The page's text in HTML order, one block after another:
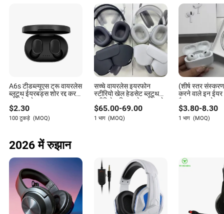
A6s टीडब्ल्यूएस ट्रू वायरलेस
ब्लूटूथ ईयरबड्स शोर रद्द करने
वाला हेडसेट
$2.30
100 टुकड़े (MOQ)
सच्चे वायरलेस इयरफोन
स्टीरियो खेल हेडसेट ब्लूटूथ
स्टीरियो सक्रिय शोर रद्द करने
वाले हेडफोन हेडसेट
$65.00-69.00
1 भाग (MOQ)
(शीर्ष स्तर
करने वाले इन ईयर
मैक्स बड्स प्रो 2 3
हेडफोन ईयरफोन
ब्लूटूथ ईयरबड्स
एचएस
$3.80-8.30
1 भाग (MOQ)
2026 में रुझान